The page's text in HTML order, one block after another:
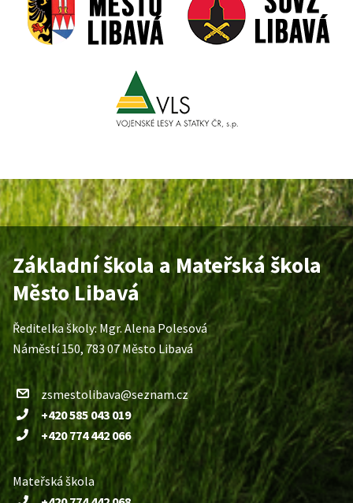
Základní škola a Mateřská škola
Město Libavá
Ředitelka školy: Mgr. Alena Polesová
Náměstí 150, 783 07 Město Libavá
zsmestolibava@seznam.cz
+420 585 043 019
+420 774 442 066
Mateřská škola